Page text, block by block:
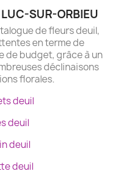
SUR-ORBIEU
de fleurs deuil,
en terme de
de budget, grâce à un
déclinaisons
florales.
deuil
deuil
deuil
deuil